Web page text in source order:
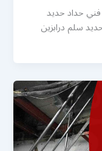
حداد حديد
سلم درابزين